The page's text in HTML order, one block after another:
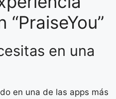
en una
en una de las apps más